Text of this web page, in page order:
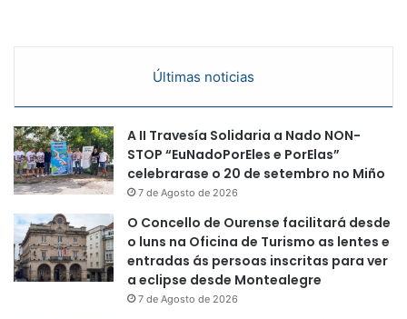
Últimas noticias
A II Travesía Solidaria a Nado NON-
STOP “EuNadoPorEles e PorElas”
celebrarase o 20 de setembro no Miño
7 de Agosto de 2026
O Concello de Ourense facilitará desde
o luns na Oficina de Turismo as lentes e
entradas ás persoas inscritas para ver
a eclipse desde Montealegre
7 de Agosto de 2026